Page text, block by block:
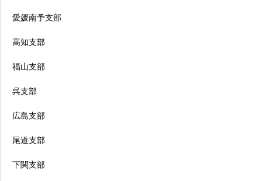
愛媛南予支部
高知支部
福山支部
呉支部
広島支部
尾道支部
下関支部